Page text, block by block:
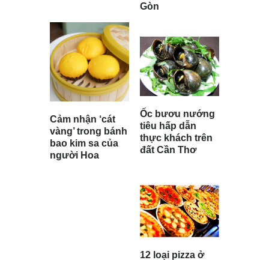
Cảm nhận ‘cát
vàng’ trong bánh
bao kim sa của
người Hoa
Gòn
Ốc bươu nướng
tiêu hấp dẫn
thực khách trên
đất Cần Thơ
12 loại pizza ở